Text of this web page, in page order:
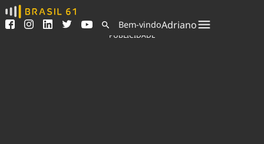
Ver todas as notícias
Podcasts
Indicadores
Bem-vindoAdriano
PUBLICIDADE